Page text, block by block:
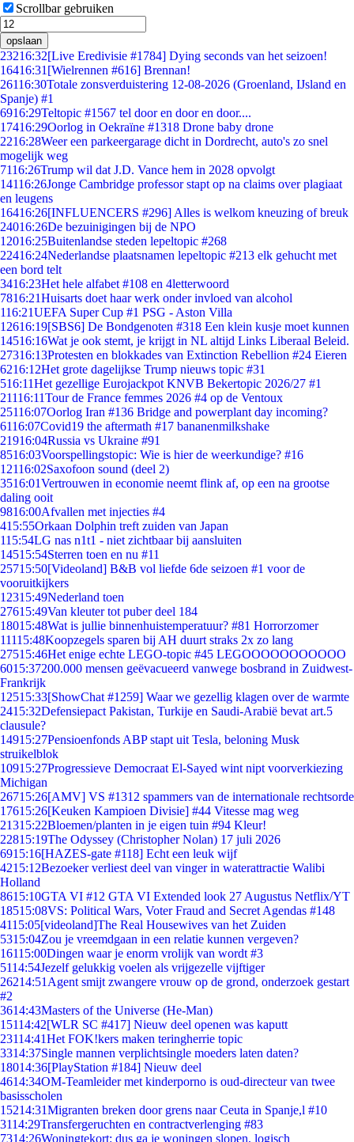
Scrollbar gebruiken
opslaan
23216:32[Live Eredivisie #1784] Dying seconds van het seizoen!
16416:31 [Wielrennen #616] Brennan!
26116:30Totale zonsverduistering 12-08-2026 (Groenland, IJsland en
Spanje) #1
6916:29Teltopic #1567 tel door en door en door....
17416:29Oorlog in Oekraïne #1318 Drone baby drone
2216:28Weer een parkeergarage dicht in Dordrecht, auto's zo snel
mogelijk weg
7116:26Trump wil dat J.D. Vance hem in 2028 opvolgt
14116:26Jonge Cambridge professor stapt op na claims over plagiaat
en leugens
16416:26[INFLUENCERS #296] Alles is welkom kneuzing of breuk
24016:26De bezuinigingen bij de NPO
12016:25Buitenlandse steden lepeltopic #268
22416:24Nederlandse plaatsnamen lepeltopic #213 elk gehucht met
een bord telt
3416:23Het hele alfabet #108 en 4letterwoord
7816:21Huisarts doet haar werk onder invloed van alcohol
116:21UEFA Super Cup #1 PSG - Aston Villa
12616:19[SBS6] De Bondgenoten #318 Een klein kusje moet kunnen
14516:16Wat je ook stemt, je krijgt in NL altijd Links Liberaal Beleid.
27316:13Protesten en blokkades van Extinction Rebellion #24 Eieren
6216:12Het grote dagelijkse Trump nieuws topic #31
516:11Het gezellige Eurojackpot KNVB Bekertopic 2026/27 #1
21116:11Tour de France femmes 2026 #4 op de Ventoux
25116:07Oorlog Iran #136 Bridge and powerplant day incoming?
6116:07Covid19 the aftermath #17 bananenmilkshake
21916:04Russia vs Ukraine #91
8516:03Voorspellingstopic: Wie is hier de weerkundige? #16
12116:02Saxofoon sound (deel 2)
3516:01Vertrouwen in economie neemt flink af, op een na grootse
daling ooit
9816:00Afvallen met injecties #4
415:55Orkaan Dolphin treft zuiden van Japan
115:54LG nas n1t1 - niet zichtbaar bij aansluiten
14515:54Sterren toen en nu #11
25715:50[Videoland] B&B vol liefde 6de seizoen #1 voor de
vooruitkijkers
12315:49Nederland toen
27615:49Van kleuter tot puber deel 184
18015:48Wat is jullie binnenhuistemperatuur? #81 Horrorzomer
11115:48Koopzegels sparen bij AH duurt straks 2x zo lang
27515:46Het enige echte LEGO-topic #45 LEGOOOOOOOOOOO
6015:37200.000 mensen geëvacueerd vanwege bosbrand in Zuidwest-
Frankrijk
12515:33[ShowChat #1259] Waar we gezellig klagen over de warmte
2415:32Defensiepact Pakistan, Turkije en Saudi-Arabië bevat art.5
clausule?
14915:27Pensioenfonds ABP stapt uit Tesla, beloning Musk
struikelblok
10915:27Progressieve Democraat El-Sayed wint nipt voorverkiezing
Michigan
26715:26[AMV] VS #1312 spammers van de internationale rechtsorde
17615:26[Keuken Kampioen Divisie] #44 Vitesse mag weg
21315:22Bloemen/planten in je eigen tuin #94 Kleur!
22815:19The Odyssey (Christopher Nolan) 17 juli 2026
6915:16[HAZES-gate #118] Echt een leuk wijf
4215:12Bezoeker verliest deel van vinger in waterattractie Walibi
Holland
8615:10GTA VI #12 GTA VI Extended look 27 Augustus Netflix/YT
18515:08VS: Political Wars, Voter Fraud and Secret Agendas #148
4115:05[videoland]The Real Housewives van het Zuiden
5315:04Zou je vreemdgaan in een relatie kunnen vergeven?
16115:00Dingen waar je enorm vrolijk van wordt #3
5114:54Jezelf gelukkig voelen als vrijgezelle vijftiger
26214:51 Agent smijt zwangere vrouw op de grond, onderzoek gestart
#2
3614:43Masters of the Universe (He-Man)
15114:42[WLR SC #417] Nieuw deel openen was kaputt
23114:41Het FOK!kers maken teringherrie topic
3314:37Single mannen verplichtsingle moeders laten daten?
18014:36[PlayStation #184] Nieuw deel
4614:34OM-Teamleider met kinderporno is oud-directeur van twee
basisscholen
15214:31Migranten breken door grens naar Ceuta in Spanje,l #10
3114:29Transfergeruchten en contractverlenging #83
7314:26Woningtekort: dus ga je woningen slopen, logisch